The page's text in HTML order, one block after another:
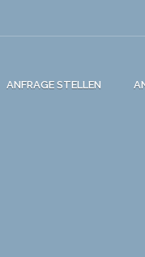
ANFRAGE STELLEN